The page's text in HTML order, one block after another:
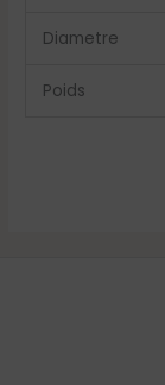
Diametre
Poids